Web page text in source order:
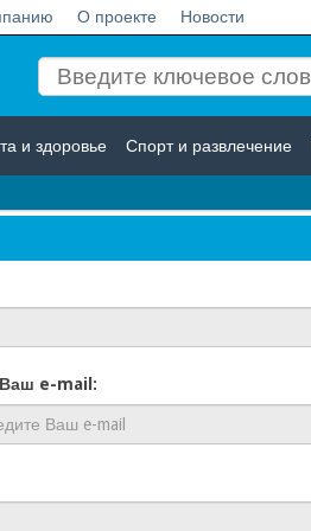
О проекте Новости
и здоровье Спорт и развлечение
e-mail: